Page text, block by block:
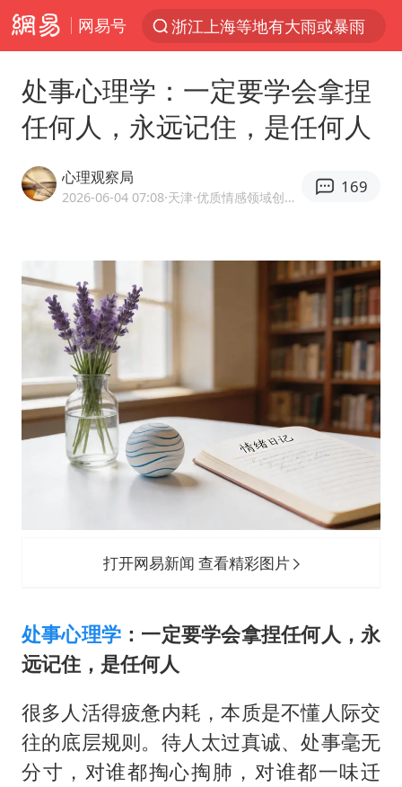
网易号
浙江上海等地有大雨或暴雨
西湖突现狂风暴雨 游客瞬间被浇透
马克·艾伦退出斯诺克中国公开赛
新疆景区自驾服务费改为按车收费
多家A股公司收到美国关税退款
永和豆浆创始人林炳生去世
白海豚将正面袭击贯穿浙江
浙江台州《告全体市民书》
酒店回应车内过夜被收150元
牛津大学一纸声明甩不了锅
儿子陪躺平老爹体验外卖员火了
人民的健康、体质、幸福一脉相承
处事心理学：一定要学会拿捏
任何人，永远记住，是任何人
心理观察局
2026-06-04 07:08·天津 ·优质情感领域创作者
169
打开网易新闻 查看精彩图片
处事心理学 ：一定要学会拿捏任何人，永
远记住，是任何人
很多人活得疲惫内耗，本质是不懂人际交
往的底层规则。待人太过真诚、处事毫无
分寸，对谁都掏心掏肺，对谁都一味迁